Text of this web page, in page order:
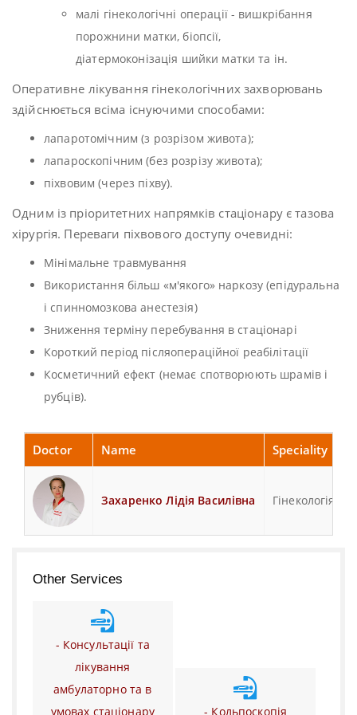
малі гінекологічні операції - вишкрібання
порожнини матки, біопсії,
діатермоконізація шийки матки та ін.
Оперативне лікування гінекологічних захворювань
здійснюється всіма існуючими способами:
лапаротомічним (з розрізом живота);
лапароскопічним (без розрізу живота);
піхвовим (через піхву).
Одним із пріоритетних напрямків стаціонару є тазова
хірургія. Переваги піхвового доступу очевидні:
Мінімальне травмування
Використання більш «м'якого» наркозу (епідуральна
і спинномозкова анестезія)
Зниження терміну перебування в стаціонарі
Короткий період післяопераційної реабілітації
Косметичний ефект (немає спотворюють шрамів і
рубців).
Doctor Name Speciality
Захаренко Лідія Василівна Гінекологія
Other Services
- Консультації та
лікування
амбулаторно та в
умовах стаціонару
- Кольпоскопія